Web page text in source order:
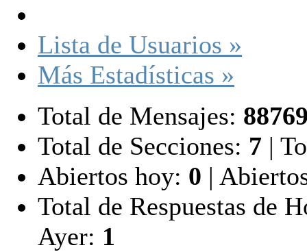
Lista de Usuarios »
Más Estadísticas »
Total de Mensajes:
Total de Secciones: 7 |
Abiertos hoy: 0 |
Total de Respuestas de
Ayer: 1